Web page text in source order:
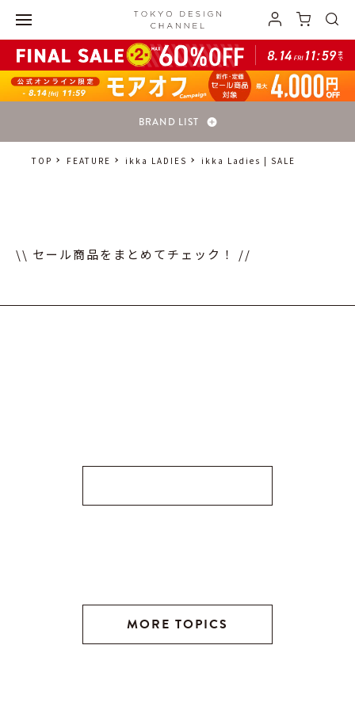
BRAND LIST
TOP FEATURE ikka LADIES ikka Ladies | SALE
\\ セール商品をまとめてチェック！ //
MORE TOPICS